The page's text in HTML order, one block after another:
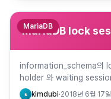
MariaDB lock
MariaDB
information_schema의
holder 와 waiting session
LOCK 유발 상황
k kimdubi·2018년 6월 17일